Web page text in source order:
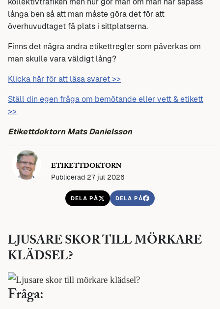
kollektivtrafiken men hur gör man om man har såpass
långa ben så att man måste göra det för att
överhuvudtaget få plats i sittplatserna.
Finns det några andra etikettregler som påverkas om
man skulle vara väldigt lång?
Klicka här för att läsa svaret >>
Ställ din egen fråga om bemötande eller vett & etikett
>>
Etikettdoktorn Mats Danielsson
ETIKETTDOKTORN
Publicerad 27 jul 2026
DELA PÅ DELA PÅ
LJUSARE SKOR TILL MÖRKARE
KLÄDSEL?
Fråga: